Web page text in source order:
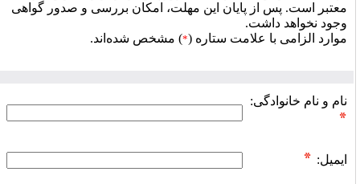
معتبر است. پس از پایان این مهلت، امکان بررسی و صدور گواهی
وجود نخواهد داشت.
موارد الزامی با علامت ستاره ( *) مشخص شده‌اند.
نام و نام خانوادگی:
ایمیل: